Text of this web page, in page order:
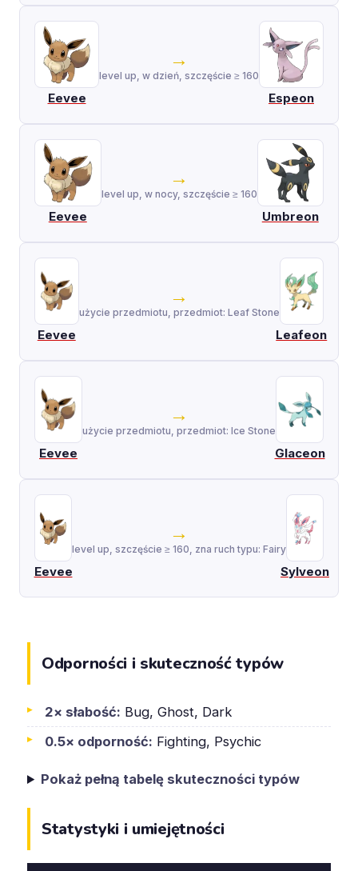
Eevee
→
level up, w dzień, szczęście ≥ 160
Espeon
Eevee
→
level up, w nocy, szczęście ≥ 160
Umbreon
Eevee
→
użycie przedmiotu, przedmiot: Leaf Stone
Leafeon
Eevee
→
użycie przedmiotu, przedmiot: Ice Stone
Glaceon
Eevee
→
level up, szczęście ≥ 160, zna ruch typu: Fairy
Sylveon
Odporności i skuteczność typów
2× słabość: Bug, Ghost, Dark
0.5× odporność: Fighting, Psychic
Pokaż pełną tabelę skuteczności typów
Statystyki i umiejętności